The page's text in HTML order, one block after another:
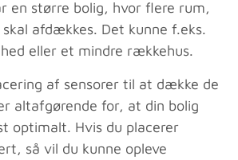
en større bolig, hvor flere rum,
afdækkes. Det kunne f.eks.
eller et mindre rækkehus.
af sensorer til at dække de
altafgørende for, at din bolig
optimalt. Hvis du placerer
så vil du kunne opleve